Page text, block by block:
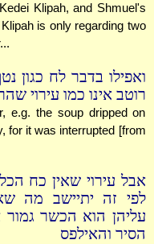
Klipah, and Shmuel's
is only regarding two
ואפילו בדבר לח כגון
רוטב אינו כמו עירוי
e.g. the soup dripped on
for it was interrupted [from
אבל עירוי שאין כח
לפי זה יתיישב מה
עליהן הוא הכשר גמור
הסיר והאילפס